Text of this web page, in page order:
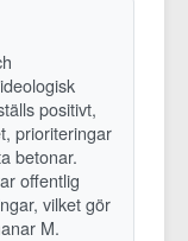
positivt,
prioriteringar
betonar.
offentlig
vilket gör
M.